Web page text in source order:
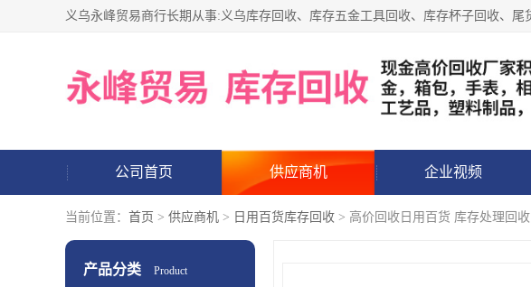
公司首页 供应商机 企业视频
当前位置： 首页 > 供应商机 > 日用百货库存回收 > 高价回收日用百货 库存处理回收
产品分类 Product